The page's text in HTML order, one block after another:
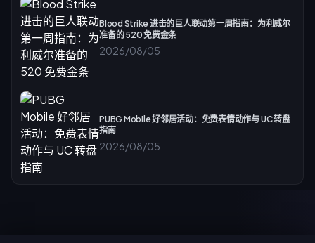
Blood Strike 进击的巨人联动第一周指南：为利威尔
准备的 520 免费金条
2026/08/05
PUBG Mobile 好邻居活动：免费表情动作与 UC 转盘
指南
2026/08/05